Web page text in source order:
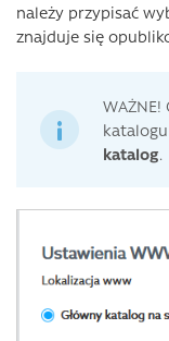
należy przypisać
znajduje się
katalog.